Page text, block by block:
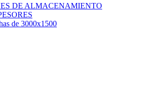
DE ALMACENAMIENTO
de 3000x1500